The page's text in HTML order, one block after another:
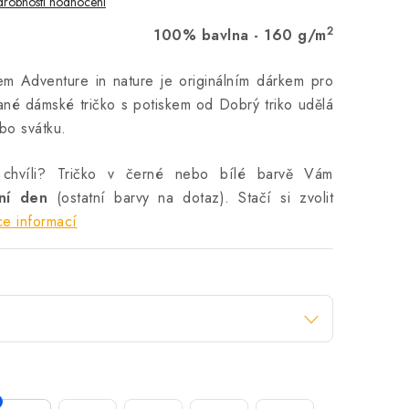
100% bavlna - 160 g/m2
Adventure in nature je originálním dárkem pro
dámské tričko s potiskem od Dobrý triko udělá
svátku.
Tričko v černé nebo bílé barvě Vám
den (ostatní barvy na dotaz). Stačí si zvolit
informací